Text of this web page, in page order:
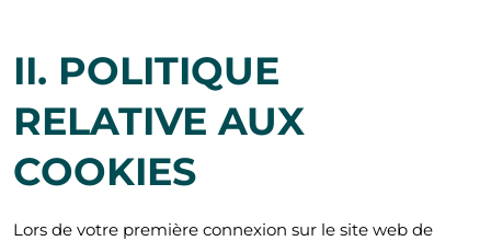
II. POLITIQUE
RELATIVE AUX
COOKIES
Lors de votre première connexion sur le site web de